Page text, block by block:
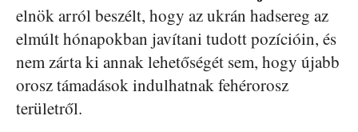
elnök arról beszélt, hogy az ukrán hadsereg az
elmúlt hónapokban javítani tudott pozícióin, és
nem zárta ki annak lehetőségét sem, hogy újabb
orosz támadások indulhatnak fehérorosz
területről.